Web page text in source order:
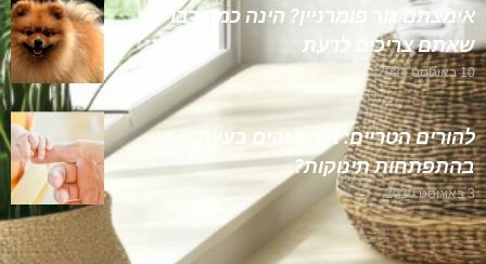
אימצתם גור פומרניין? הינה כמה דברים
שאתם צריכים לדעת
10 באוגוסט 2024
להורים הטריים: איך מזהים בעיות
בהתפתחות תינוקות?
3 באוגוסט 2020